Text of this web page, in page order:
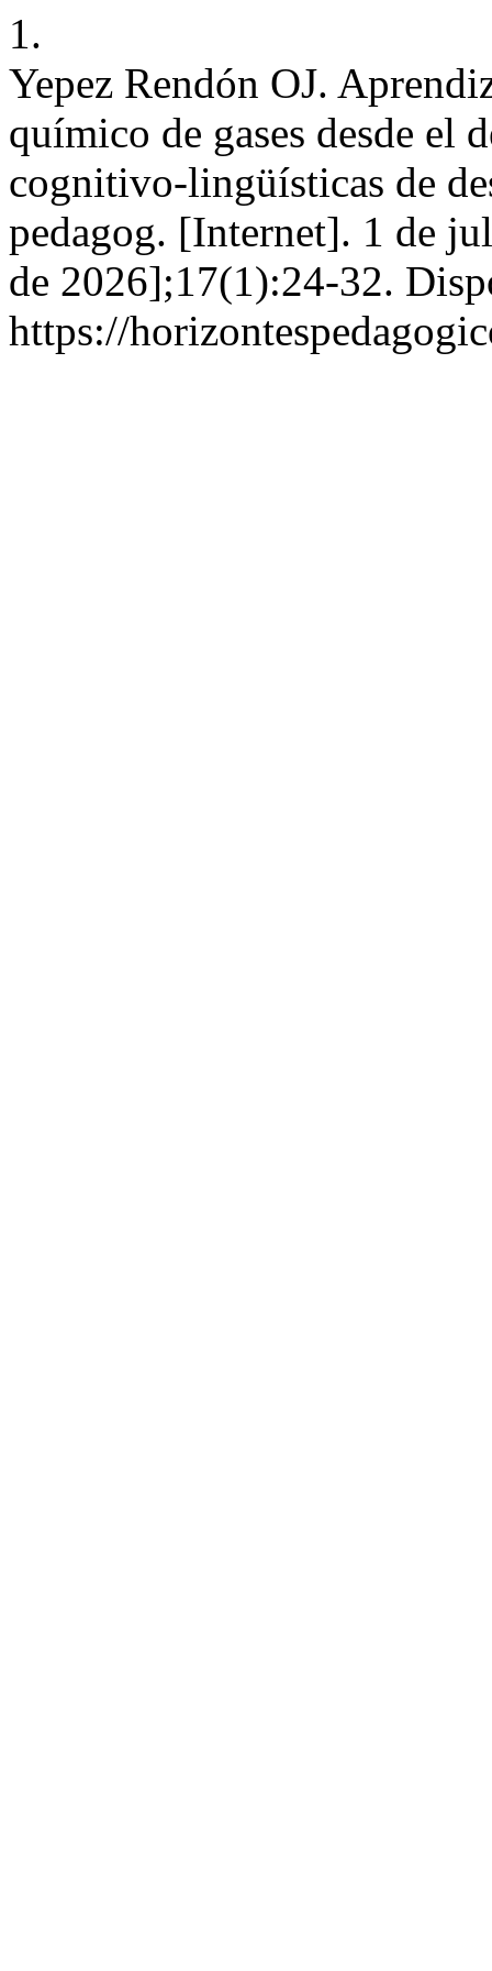
1.
Yepez Rendón OJ.
químico de gases desde el
cognitivo-lingüísticas de
pedagog. [Internet]. 1 de
de 2026];17(1):24-32.
https://